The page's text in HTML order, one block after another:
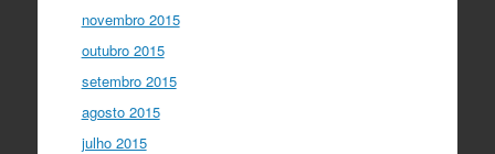
novembro 2015
outubro 2015
setembro 2015
agosto 2015
julho 2015